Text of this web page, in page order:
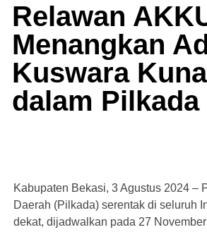
Relawan
Menangkan
Kuswara
dalam Pilkada
Kabupaten Bekasi, 3 Agustus 2024 –
Daerah (Pilkada) serentak di seluruh
dekat, dijadwalkan pada 27